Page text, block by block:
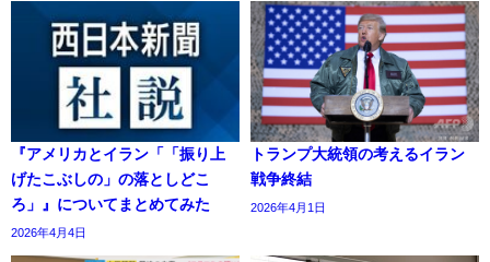
『アメリカとイラン「「振り上
げたこぶしの」の落としどこ
ろ」』についてまとめてみた
2026年4月4日
トランプ大統領の考えるイラン
戦争終結
2026年4月1日